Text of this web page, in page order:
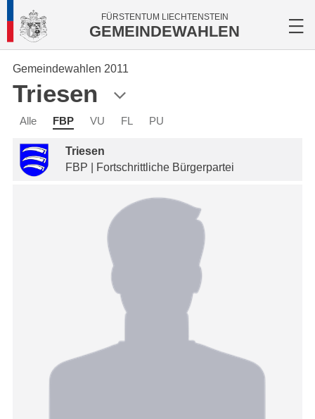
FÜRSTENTUM LIECHTENSTEIN
GEMEINDEWAHLEN
Gemeindewahlen 2011
Triesen
Alle FBP VU FL PU
Triesen
FBP | Fortschrittliche Bürgerpartei